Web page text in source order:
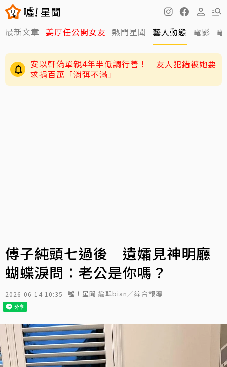
最新文章 姜厚任公開女友 熱門星聞 藝人動態 電影
安以軒偽單親4年半低調行善！ 友人犯錯被她要
求捐百萬「消弭不滿」
傅子純頭七過後 遺孀見神明廳
蝴蝶淚問：老公是你嗎？
2026-06-14 10:35 噓！星聞 編輯bian／綜合報導